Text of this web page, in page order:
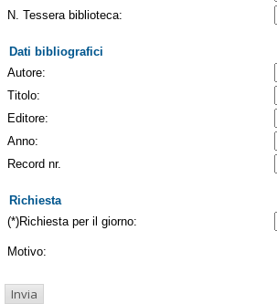
N. Tessera biblioteca:
Dati bibliografici
Autore:
Titolo:
Editore:
Anno:
Record nr.
Richiesta
(*)Richiesta per il giorno:
Motivo: